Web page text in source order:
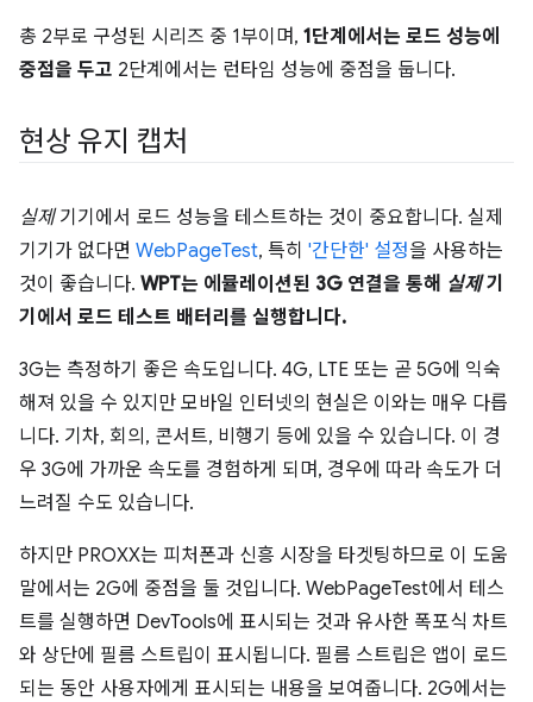
총 2부로 구성된 시리즈 중 1부이며, 1단계에서는 로드 성능에
중점을 두고 2단계에서는 런타임 성능에 중점을 둡니다.
현상 유지 캡처
실제기기에서 로드 성능을 테스트하는 것이 중요합니다. 실제
기기가 없다면 WebPageTest, 특히 '간단한' 설정을 사용하는
것이 좋습니다. WPT는 에뮬레이션된 3G 연결을 통해 실제기
기에서 로드 테스트 배터리를 실행합니다.
3G는 측정하기 좋은 속도입니다. 4G, LTE 또는 곧 5G에 익숙
해져 있을 수 있지만 모바일 인터넷의 현실은 이와는 매우 다릅
니다. 기차, 회의, 콘서트, 비행기 등에 있을 수 있습니다. 이 경
우 3G에 가까운 속도를 경험하게 되며, 경우에 따라 속도가 더
느려질 수도 있습니다.
하지만 PROXX는 피처폰과 신흥 시장을 타겟팅하므로 이 도움
말에서는 2G에 중점을 둘 것입니다. WebPageTest에서 테스
트를 실행하면 DevTools에 표시되는 것과 유사한 폭포식 차트
와 상단에 필름 스트립이 표시됩니다. 필름 스트립은 앱이 로드
되는 동안 사용자에게 표시되는 내용을 보여줍니다. 2G에서는